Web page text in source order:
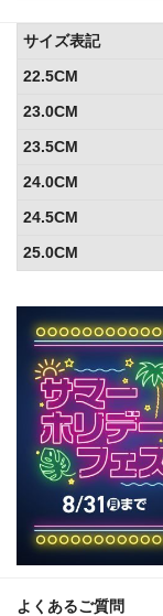
よくあるご質問
サイズ表記
22.5CM
23.0CM
23.5CM
24.0CM
24.5CM
25.0CM